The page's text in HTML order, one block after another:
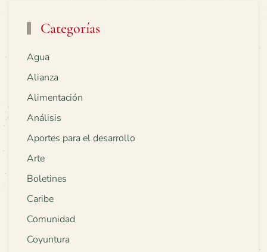
Categorías
Agua
Alianza
Alimentación
Análisis
Aportes para el desarrollo
Arte
Boletines
Caribe
Comunidad
Coyuntura